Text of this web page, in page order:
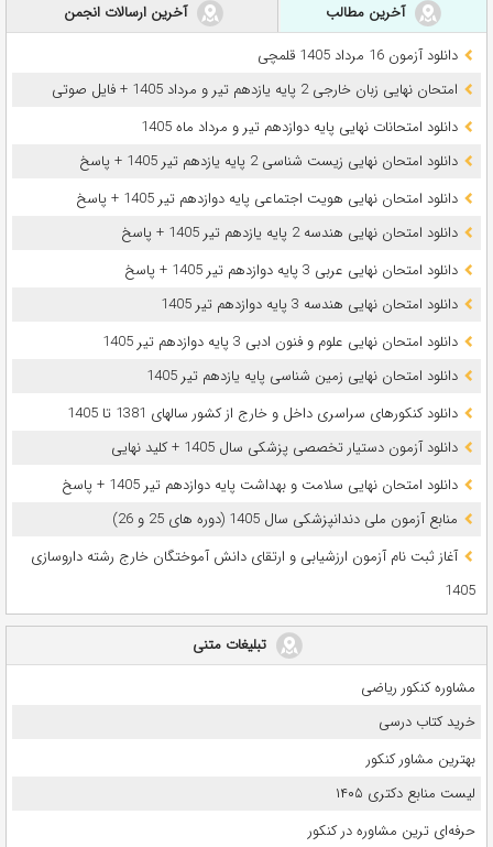
آخرین مطالب
آخرین ارسالات انجمن
دانلود آزمون 16 مرداد 1405 قلمچی
امتحان نهایی زبان خارجی 2 پایه یازدهم تیر و مرداد 1405 + فایل صوتی
دانلود امتحانات نهایی پایه دوازدهم تیر و مرداد ماه 1405
دانلود امتحان نهایی زیست شناسی 2 پایه یازدهم تیر 1405 + پاسخ
دانلود امتحان نهایی هویت اجتماعی پایه دوازدهم تیر 1405 + پاسخ
دانلود امتحان نهایی هندسه 2 پایه یازدهم تیر 1405 + پاسخ
دانلود امتحان نهایی عربی 3 پایه دوازدهم تیر 1405 + پاسخ
دانلود امتحان نهایی هندسه 3 پایه دوازدهم تیر 1405
دانلود امتحان نهایی علوم و فنون ادبی 3 پایه دوازدهم تیر 1405
دانلود امتحان نهایی زمین شناسی پایه یازدهم تیر 1405
دانلود کنکورهای سراسری داخل و خارج از کشور سالهای 1381 تا 1405
دانلود آزمون دستیار تخصصی پزشکی سال 1405 + کلید نهایی
دانلود امتحان نهایی سلامت و بهداشت پایه دوازدهم تیر 1405 + پاسخ
ﻣﻨﺎﺑﻊ آزﻣﻮن ﻣﻠﯽ دندانپزشکی سال 1405 (دوره های 25 و 26)
آغاز ثبت نام آزمون‌ ارزشیابی و ارتقای دانش آموختگان خارج رشته داروسازی
1405
تبلیغات متنی
مشاوره کنکور ریاضی
خرید کتاب درسی
بهترین مشاور کنکور
لیست منابع دکتری ۱۴۰۵
حرفه‌ای ترین مشاوره در کنکور